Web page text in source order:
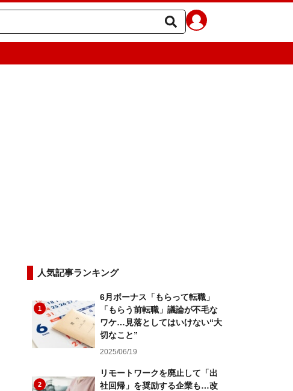
人気記事ランキング
1
6月ボーナス「もらって転職」
「もらう前転職」議論が不毛な
ワケ…見落としてはいけない“大
切なこと”
2025/06/19
2
リモートワークを廃止して「出
社回帰」を奨励する企業も…改